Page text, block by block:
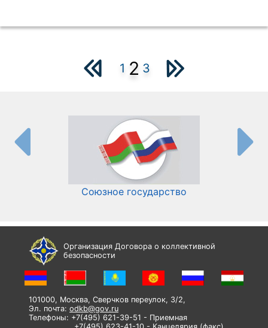
1 2 3
Союзное государство
Организация Договора о коллективной
безопасности
101000, Москва, Сверчков переулок, 3/2,
Эл. почта: odkb@gov.ru
Телефоны: +7(495) 621-39-51 - Приемная